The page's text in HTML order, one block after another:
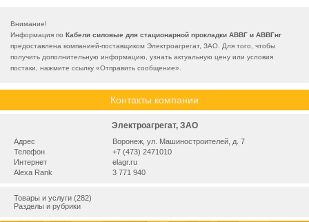
Внимание!
Информация по Кабели силовые для стационарной прокладки АВВГ и АВВГнг
предоставлена компанией-поставщиком Электроагрегат, ЗАО. Для того, чтобы
получить дополнительную информацию, узнать актуальную цену или условия
постаки, нажмите ссылку «Отправить сообщение».
Контакты компании
Электроагрегат, ЗАО
Адрес
Воронеж, ул. Машиностроителей, д. 7
Телефон
+7 (473) 2471010
Интернет
elagr.ru
Alexa Rank
3 771 940
Товары и услуги (282)
Разделы и рубрики